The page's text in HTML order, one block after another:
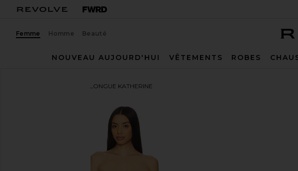
Femme Homme Beauté
NOUVEAU AUJOURD'HUI
VÊTEMENTS ROBES
ROBE MI-LONGUE KATHERINE
ajouter aux préférésV. Chapman Katherine Midi Dress in White Chantilly